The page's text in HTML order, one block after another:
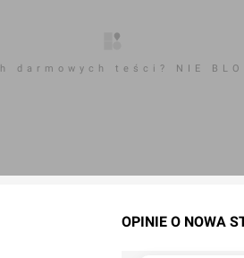
darmowych teści? NIE
OPINIE O NOWA